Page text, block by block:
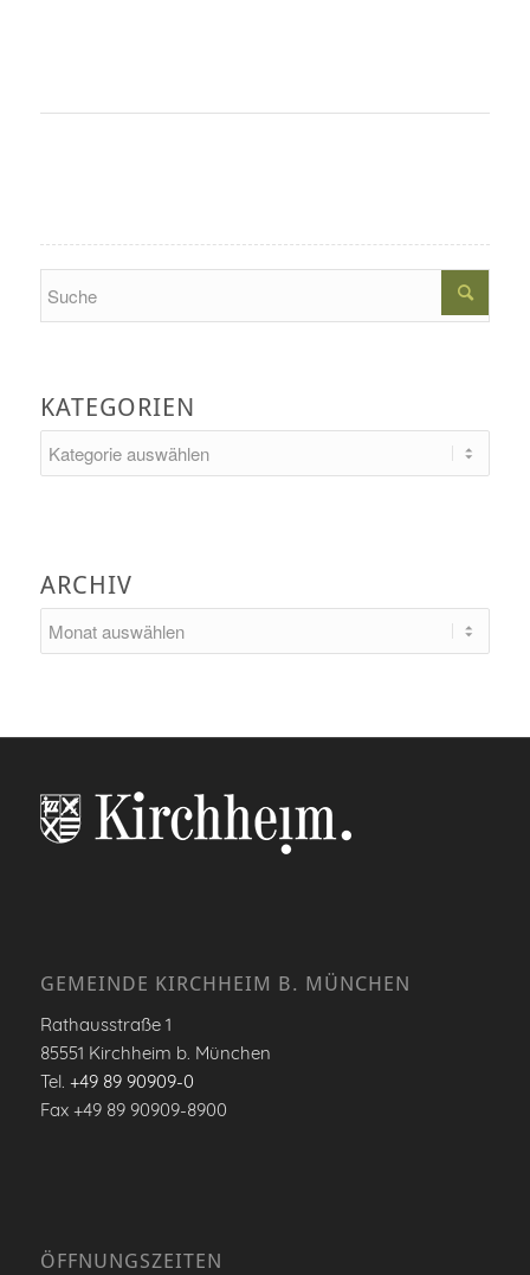
KATEGORIEN
ARCHIV
GEMEINDE KIRCHHEIM B. MÜNCHEN
Rathausstraße 1
85551 Kirchheim b. München
Tel. +49 89 90909-0
Fax +49 89 90909-8900
ÖFFNUNGSZEITEN